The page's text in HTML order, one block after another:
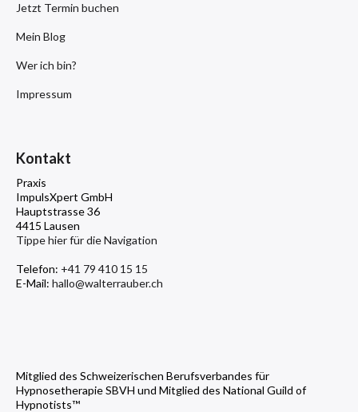
Jetzt Termin buchen
Mein Blog
Wer ich bin?
Impressum
Kontakt
Praxis
ImpulsXpert GmbH
Hauptstrasse 36
4415 Lausen
Tippe hier für die Navigation
Telefon: +41 79 410 15 15
E-Mail: hallo@walterrauber.ch
Mitglied des Schweizerischen Berufsverbandes für
Hypnosetherapie SBVH und Mitglied des National Guild of
Hypnotists™